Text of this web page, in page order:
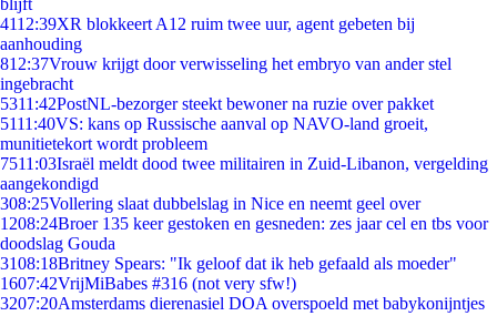
blijft
4112:39XR blokkeert A12 ruim twee uur, agent gebeten bij
aanhouding
812:37Vrouw krijgt door verwisseling het embryo van ander stel
ingebracht
5311:42PostNL-bezorger steekt bewoner na ruzie over pakket
5111:40VS: kans op Russische aanval op NAVO-land groeit,
munitietekort wordt probleem
7511:03Israël meldt dood twee militairen in Zuid-Libanon, vergelding
aangekondigd
308:25Vollering slaat dubbelslag in Nice en neemt geel over
1208:24Broer 135 keer gestoken en gesneden: zes jaar cel en tbs voor
doodslag Gouda
3108:18Britney Spears: "Ik geloof dat ik heb gefaald als moeder"
1607:42VrijMiBabes #316 (not very sfw!)
3207:20Amsterdams dierenasiel DOA overspoeld met babykonijntjes